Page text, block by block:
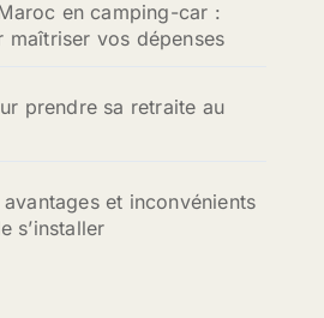
en camping-car :
maîtriser vos dépenses
prendre sa retraite au
et inconvénients
s’installer